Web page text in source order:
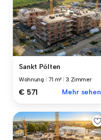
Sankt Pölten
Wohnung 71 m² |3 Zimmer
€ 571 Mehr sehen